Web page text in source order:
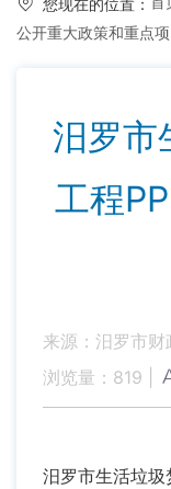
您现在的位置：
公开重大政策和重点
汨罗市
工程
来源：汨罗市财
浏览量： 819
汨罗市生活垃